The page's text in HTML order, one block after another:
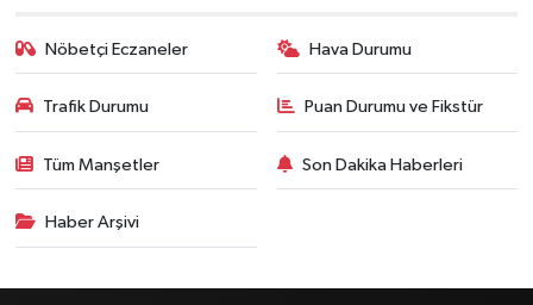
Nöbetçi Eczaneler Hava Durumu
Trafik Durumu Puan Durumu ve Fikstür
Tüm Manşetler Son Dakika Haberleri
Haber Arşivi